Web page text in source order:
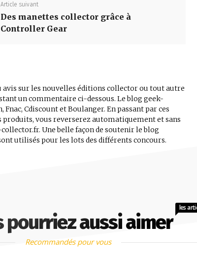
Article suivant
Des manettes collector grâce à
Controller Gear
avis sur les nouvelles éditions collector ou tout autre
un commentaire ci-dessous. Le blog geek-
Cdiscount et Boulanger. En passant par ces
vous reverserez automatiquement et sans
Une belle façon de soutenir le blog
utilisés pour les lots des différents concours.
pourriez aussi aimer
les
Recommandés pour vous